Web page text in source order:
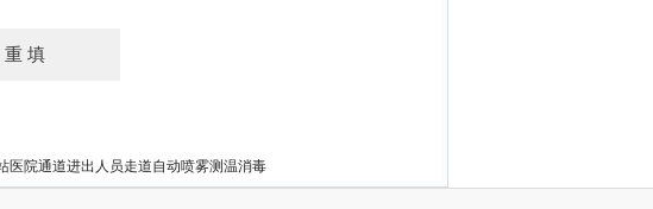
医院通道进出人员走道自动喷雾测温消毒